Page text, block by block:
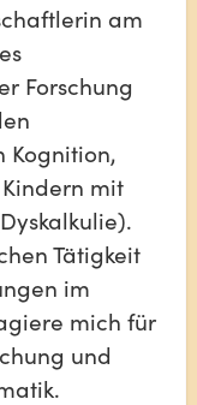
am
Forschung
Kognition,
mit
Tätigkeit
im
mich für
und